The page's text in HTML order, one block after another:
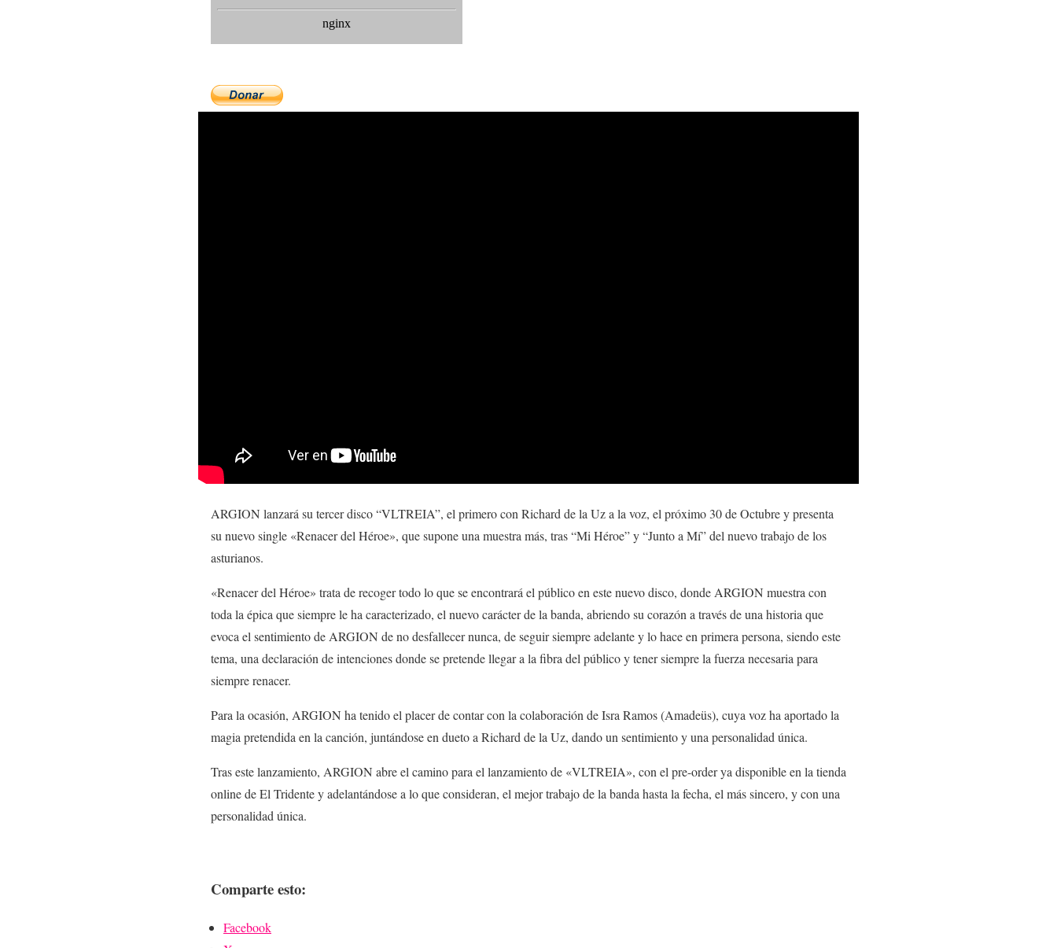
ARGION lanzará su tercer disco“VLTREIA”, el primero con Richard de la Uza la voz, el próximo 30 de Octubre y presenta
su nuevo single «Renacer del Héroe», que supone una muestra más, tras“Mi Héroe”y“Junto a Mí”del nuevo trabajo de los
asturianos.
«Renacer del Héroe» trata de recoger todo lo que se encontrará el público en este nuevo disco, donde ARGION muestra con
toda la épica que siempre le ha caracterizado, el nuevo carácter de la banda, abriendo su corazón a través de una historia que
evoca el sentimiento de ARGION de no desfallecer nunca, de seguir siempre adelante y lo hace en primera persona, siendo este
tema, una declaración de intenciones donde se pretende llegar a la fibra del público y tener siempre la fuerza necesaria para
siempre renacer.
Para la ocasión, ARGION ha tenido el placer de contar con la colaboración deIsra Ramos(Amadeüs), cuya voz ha aportado la
magia pretendida en la canción, juntándose en dueto a Richard de la Uz, dando un sentimiento y una personalidad única.
Tras este lanzamiento, ARGION abre el camino para el lanzamiento de «VLTREIA», con el pre-order ya disponible en la tienda
online deEl Tridentey adelantándose a lo que consideran, el mejor trabajo de la banda hasta la fecha, el más sincero, y con una
personalidad única.
Comparte esto:
Facebook